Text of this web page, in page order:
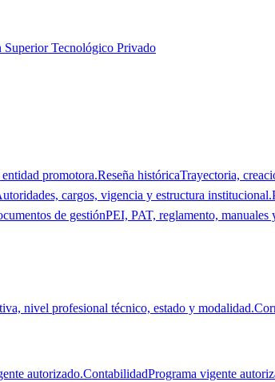
Superior Tecnológico Privado
promotora.Reseña históricaTrayectoria,
cargos, vigencia y estructura institucional.
de gestiónPEI, PAT, reglamento, manuales
nivel profesional técnico, estado y modalidad.
autorizado.ContabilidadPrograma vigente